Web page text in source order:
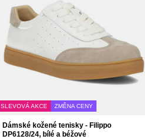
SLEVOVÁ AKCE ZMĚNA CENY
Dámské kožené tenisky - Filippo
DP6128/24, bílé a béžové